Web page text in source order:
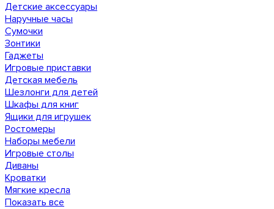
Детские аксессуары
Наручные часы
Сумочки
Зонтики
Гаджеты
Игровые приставки
Детская мебель
Шезлонги для детей
Шкафы для книг
Ящики для игрушек
Ростомеры
Наборы мебели
Игровые столы
Диваны
Кроватки
Мягкие кресла
Показать все